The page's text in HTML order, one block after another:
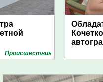
Проиcшествия